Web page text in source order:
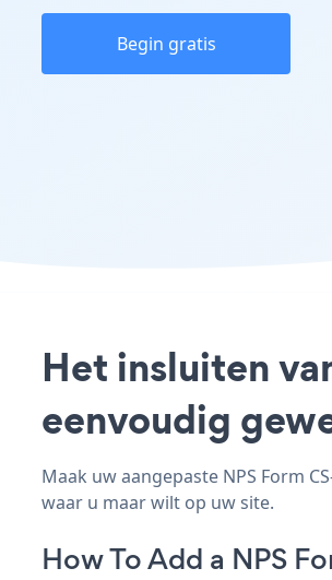
Begin gratis
Het insluiten
eenvoudig
Maak uw aangepaste NPS Form
waar u maar wilt op uw site.
How To Add a NPS